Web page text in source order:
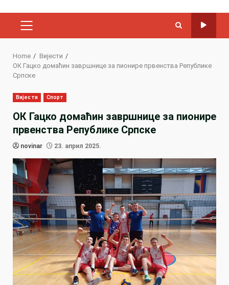
PRIMARY
Home
Вијести
ОК Гацко домаћин завршнице за пионире првенства Републике
Српске
Вијести Спорт
ОК Гацко домаћин завршнице за пионире
првенства Републике Српске
novinar 23. април 2025.